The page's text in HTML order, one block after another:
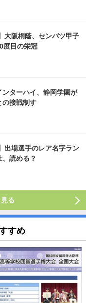
大阪桐蔭、センバツ甲子
度目の栄冠
ンターハイ、静岡学園が
接戦制す
出場選手のレア名字ラン
読める？
る
すめ